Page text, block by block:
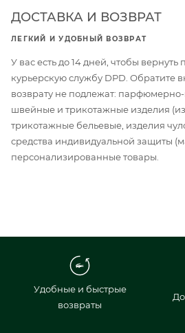
ДОСТАВКА И ВОЗВРАТ
ЛЕГКИЙ И УДОБНЫЙ ВОЗВРАТ
У вас есть до 14 дней, чтобы вернуть
курьерскую службу DPD. Обратите
возврату не подлежат: парфюмерно-
швейные и трикотажные изделия
трикотажные бельевые, изделия
средства индивидуальной защиты
персонализированные товары.
Удобные и быстрые
возвраты